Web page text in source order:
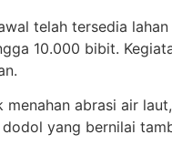
telah tersedia
10.000 bibit.
menahan abrasi air
yang bernilai